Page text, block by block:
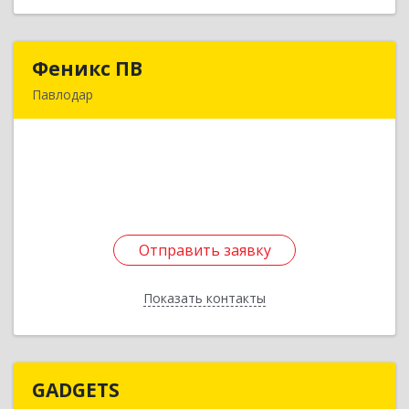
Феникс ПВ
Павлодар
Отправить заявку
Показать контакты
Отправить заявку
Назад
GADGETS